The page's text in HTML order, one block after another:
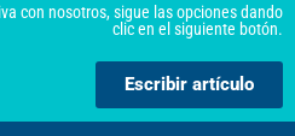
con nosotros, sigue las opciones dando
clic en el siguiente botón.
Escribir artículo